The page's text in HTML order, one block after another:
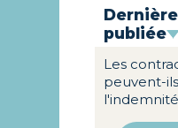
publiée
Les
peuvent-